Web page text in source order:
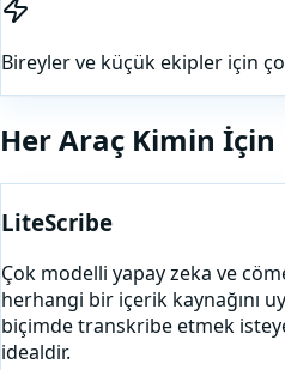
Bireyler ve küçük ekipler için
Her Araç Kimin İçin
LiteScribe
Çok modelli yapay zeka ve
herhangi bir içerik kaynağını
biçimde transkribe etmek
idealdir.